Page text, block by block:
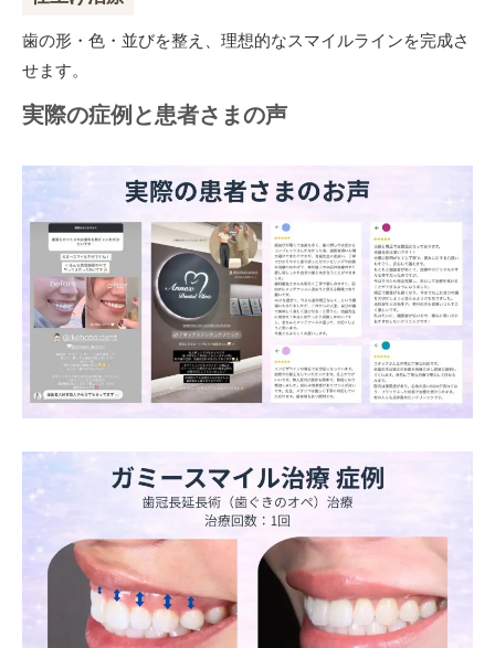
歯の形・色・並びを整え、理想的なスマイルラインを完成さ
せます。
実際の症例と患者さまの声